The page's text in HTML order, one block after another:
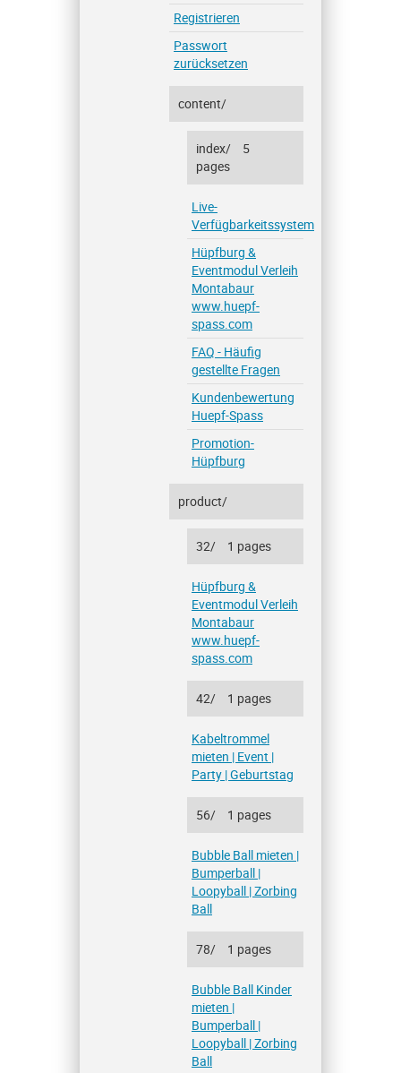
Registrieren
Passwort
zurücksetzen
content/
index/
5
pages
Live-
Verfügbarkeitssystem
Hüpfburg &
Eventmodul Verleih
Montabaur
www.huepf-
spass.com
FAQ - Häufig
gestellte Fragen
Kundenbewertung
Huepf-Spass
Promotion-
Hüpfburg
product/
32/ 1 pages
Hüpfburg &
Eventmodul Verleih
Montabaur
www.huepf-
spass.com
42/ 1 pages
Kabeltrommel
mieten | Event |
Party | Geburtstag
56/ 1 pages
Bubble Ball mieten |
Bumperball |
Loopyball | Zorbing
Ball
78/ 1 pages
Bubble Ball Kinder
mieten |
Bumperball |
Loopyball | Zorbing
Ball